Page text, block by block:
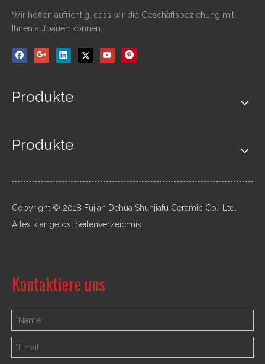
Wir hoffen aufrichtig, dass wir die Geschäftsbeziehung mit
Ihnen aufbauen können.
Produkte
Produkte
Copyright © 2018 Fujian Dehua Shunjiafu Ceramic Co., Ltd.
Alles klar gelöst. Seitenverzeichnis
Kontaktiere uns